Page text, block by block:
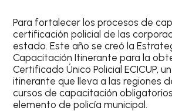
Para fortalecer los procesos de
certificación policial de las
estado. Este año se creó la
Capacitación Itinerante para la
Certificado Único Policial ECICUP,
itinerante que lleva a las regiones
cursos de capacitación
elemento de policía municipal.